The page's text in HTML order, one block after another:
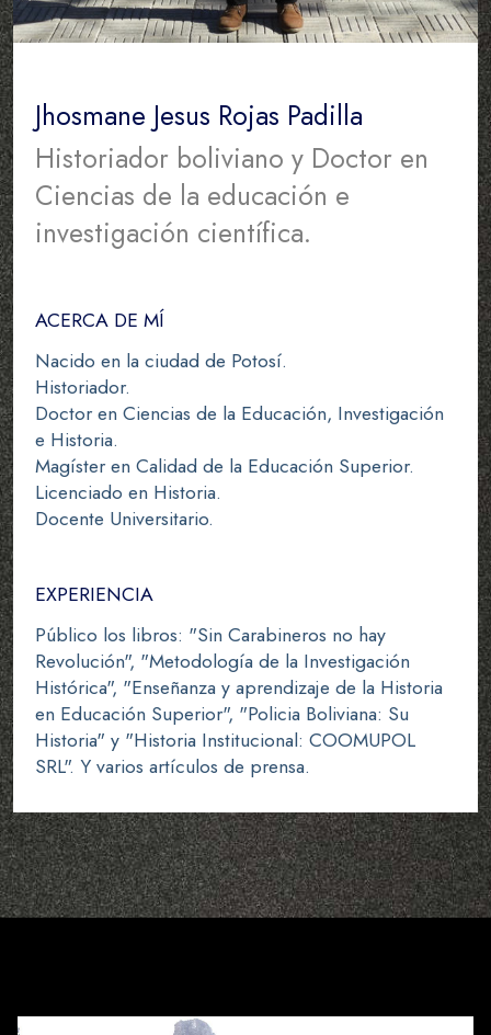
Jhosmane Jesus Rojas Padilla
Historiador boliviano y Doctor en
Ciencias de la educación e
investigación científica.
ACERCA DE MÍ
Nacido en la ciudad de Potosí.
Historiador.
Doctor en Ciencias de la Educación, Investigación
e Historia.
Magíster en Calidad de la Educación Superior.
Licenciado en Historia.
Docente Universitario.
EXPERIENCIA
Público los libros: "Sin Carabineros no hay
Revolución", "Metodología de la Investigación
Histórica", "Enseñanza y aprendizaje de la Historia
en Educación Superior", "Policia Boliviana: Su
Historia" y "Historia Institucional: COOMUPOL
SRL". Y varios artículos de prensa.